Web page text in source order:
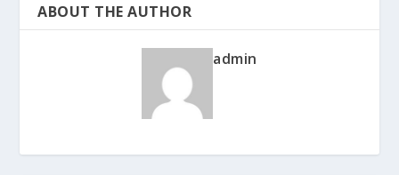
ABOUT THE AUTHOR
admin